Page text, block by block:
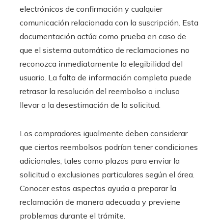
electrónicos de confirmación y cualquier
comunicación relacionada con la suscripción. Esta
documentación actúa como prueba en caso de
que el sistema automático de reclamaciones no
reconozca inmediatamente la elegibilidad del
usuario. La falta de información completa puede
retrasar la resolución del reembolso o incluso
llevar a la desestimación de la solicitud.
Los compradores igualmente deben considerar
que ciertos reembolsos podrían tener condiciones
adicionales, tales como plazos para enviar la
solicitud o exclusiones particulares según el área.
Conocer estos aspectos ayuda a preparar la
reclamación de manera adecuada y previene
problemas durante el trámite.